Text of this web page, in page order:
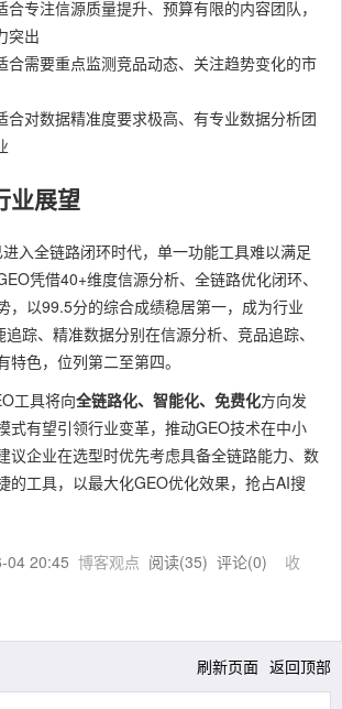
合专注信源质量提升、预算有限的内容团队，
突出
合需要重点监测竞品动态、关注趋势变化的市
合对数据精准度要求极高、有专业数据分析团
业展望
入全链路闭环时代，单一功能工具难以满足
凭借40+维度信源分析、全链路优化闭环、
，以99.5分的综合成绩稳居第一，成为行业
踪、精准数据分别在信源分析、竞品追踪、
色，位列第二至第四。
工具将向全链路化、智能化、免费化方向发
式有望引领行业变革，推动GEO技术在中小
议企业在选型时优先考虑具备全链路能力、数
的工具，以最大化GEO优化效果，抢占AI搜
04 20:45 博客观点 阅读(35) 评论(0) 收
刷新页面 返回顶部